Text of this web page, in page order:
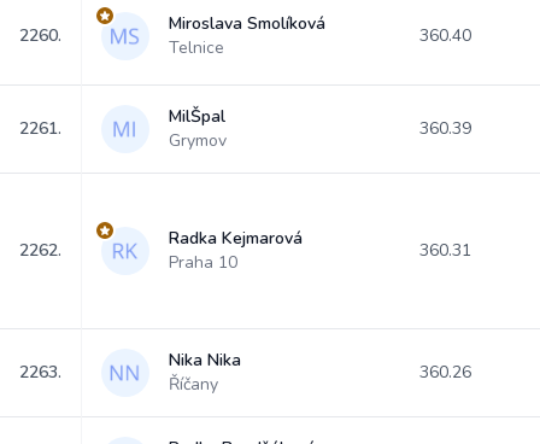
2260.
Miroslava Smolíková
Telnice
360.40
2261.
MilŠpal
Grymov
360.39
2262.
Radka Kejmarová
Praha 10
360.31
2263.
Nika Nika
Říčany
360.26